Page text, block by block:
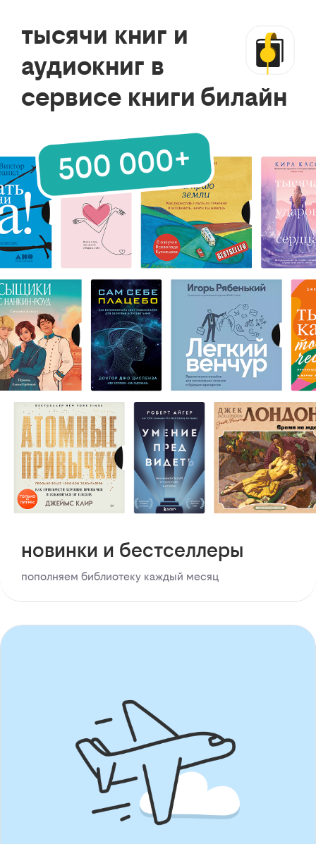
тысячи книг и
аудиокниг в
сервисе книги билайн
новинки и бестселлеры
пополняем библиотеку каждый месяц